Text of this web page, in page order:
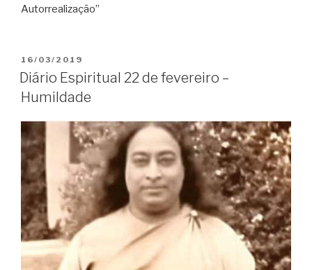
Autorrealização”
PUBLICADO
EM
16/03/2019
Diário Espiritual 22 de fevereiro –
Humildade